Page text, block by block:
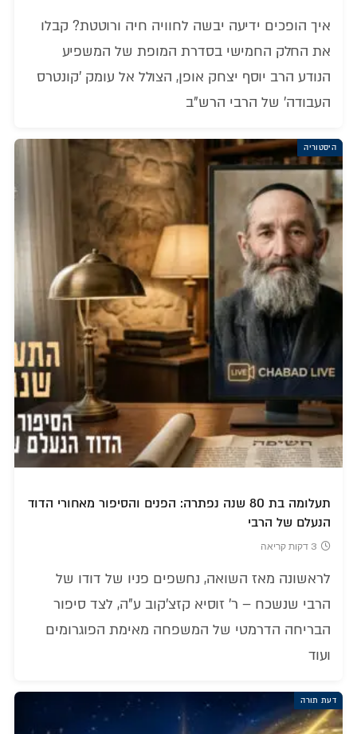
איך הופכים ידיעה יבשה לחוויה חיה ורוטטת? קבלו
את החלק החמישי בסדרת המופת של המשפיע
הנודע הרב יוסף יצחק אופן, הצולל אל עומק 'קונטרס
העבודה' של הרבי הרש"ב
היסטוריה
תעלומה בת 80 שנה נפתרה: הפנים והסיפור מאחורי הדוד
הנעלם של הרבי
3 דקות קריאה
לראשונה מאז השואה, נחשפים פניו של דודו של
הרבי שנשכח – ר' זוסיא קזצ'קוב ע"ה, לצד סיפור
הבריחה הדרמטי של המשפחה מאימת הפוגרומים
ועוד
דעת תורה